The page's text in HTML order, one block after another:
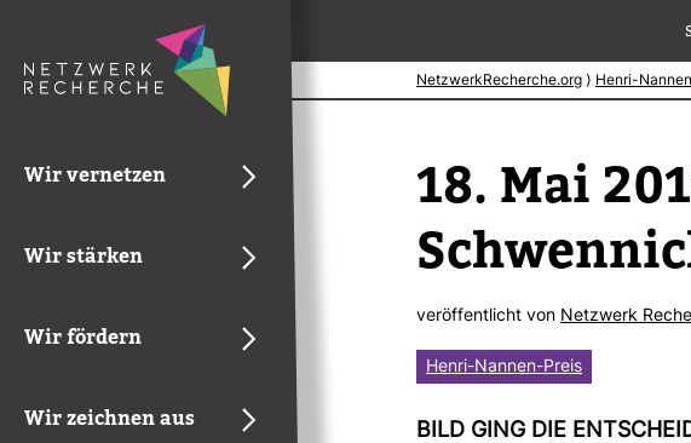
Wir vernetzen
Wir stärken
Wir fördern
Wir zeichnen aus
NetzwerkRecherche.org ⟩ Henri-
18. Mai
ver­öf­fent­licht von Netz­werk
Henri-Nannen-Preis
BILD GING DIE